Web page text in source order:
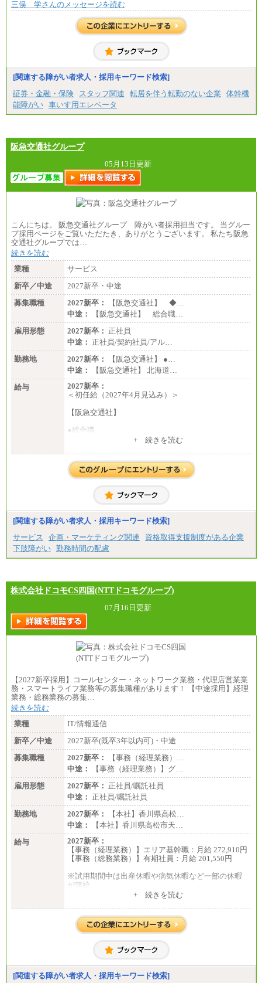
三俣 学さんのメッセージを読む
[関連する障がい者求人・採用キーワード検索]
証券・金融・保険
スタッフ関連 転居を伴う転勤のない企業
体幹機
能障がい 車いす用エレベータ
阪急交通社グループ
05月13日更新
こんにちは。 阪急交通社グループ 障がい者採用担当です。 当グルー
プ採用ページをご覧いただたき、ありがとうございます。 私たち阪急
交通社グループでは…
続きを読む
業種
サービス
新卒／中途
2027新卒・中途
募集職種
2027新卒：
【阪急交通社】 ◆…
中途：
【阪急交通社】 総合職…
雇用形態
2027新卒： 正社員
中途： 正社員/契約社員/アル…
勤務地
2027新卒：
【阪急交通社】 ●…
中途：
【阪急交通社】 北海道…
給与
2027新卒：
＜初任給（2027年4月見込み）＞
【阪急交通社】
●総合職
(※3)、239,000円(※4)、237,000円（※5）
・専門・短大卒
(※3)、218,500円(※4)、216,500円（※5）
※1…東京都、埼玉県、千葉県、神奈川県
※2…大阪府、京都府、兵庫県、滋賀県
※3…愛知県、静岡県
※4…北海道、宮城県、栃木県、群馬県、長野県、新
潟県、富山県、石川県、岡山県、広島県、山口県、
香川県、福岡県
県、福島県、山形県
・月給には一律地域手当を含んだ金額を表示
（一律地域手当：※1…36,000円、※2…33,000円、
※3…28,000円、※4…25,000円、※5…23,000円）
・試用期間中も給与変更なし
●基幹職（地域限定社員）
・大学・院卒／月給185,000 円～219,000 円 ※勤務地
により異なる。
〈大阪・兵庫〉209,000 円
〈愛知〉194,500 円 〈福岡〉1
85,000 円
地により異なる。
〈東京・神奈川〉210,000 円
〈大阪・兵庫〉200,000 円
〈愛知〉194,500 円 〈福
岡〉185,000円
※基本給のみ（地域手当なし）
※試用期間中も給与変更なし
中途：
【阪急交通社】
◆正社員/総合職
月給250,000円～(※1)、247,000円～(※2)、242,000円
～(※3)、239,000円～(※4)、237,000円～（※5）
・月給は一律地域手当を含んだ金額を表示
（※1…36,000円、※2…33,000円、※3…28,000円、
※4…25,000円、※5…23,000円）
・試用期間中も給与変更なし
◆正社員/基幹職
〈東京・神奈川〉月給219,000 円～ 〈大阪・兵庫〉
・一律地域手当なし
・試用期間中も給与変更なし
月給187,500円～(※1)、184,000円～(※2)、180,500円
※1…東京都、埼玉県、千葉県、神奈川県
+ 続きを読む
[関連する障がい者求人・採用キーワード検索]
サービス
企画・マーケティング関連
資格取得支援制度がある企業
下肢障がい 勤務時間の配慮
株式会社ドコモCS四国(NTTドコモグループ)
07月16日更新
【2027新卒採用】コールセンター・ネットワーク業務・代理店営業業
務・スマートライフ業務等の募集職種があります！ 【中途採用】経理
業務・総務業務の募集…
続きを読む
業種
IT/情報通信
新卒／中途
2027新卒(既卒3年以内可)・中途
募集職種
2027新卒：
【事務（経理業務）…
中途：
【事務（経理業務）】グ…
雇用形態
2027新卒： 正社員/嘱託社員
中途： 正社員/嘱託社員
勤務地
2027新卒：
【本社】香川県高松…
中途：
【本社】香川県高松市天…
給与
2027新卒：
【事務（経理業務）】エリア基幹職：月給 272,910円
【事務（総務業務）】有期社員：月給 201,550円
※試用期間中は出産休暇や病気休暇など一部の休暇
が無給
円
【事務（総務業務）】有期社員 ：月給 201,550円
+ 続きを読む
[関連する障がい者求人・採用キーワード検索]